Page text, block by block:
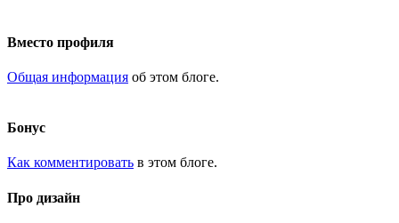
Вместо профиля
Общая информация об этом блоге.
Бонус
Как комментировать в этом блоге.
Про дизайн